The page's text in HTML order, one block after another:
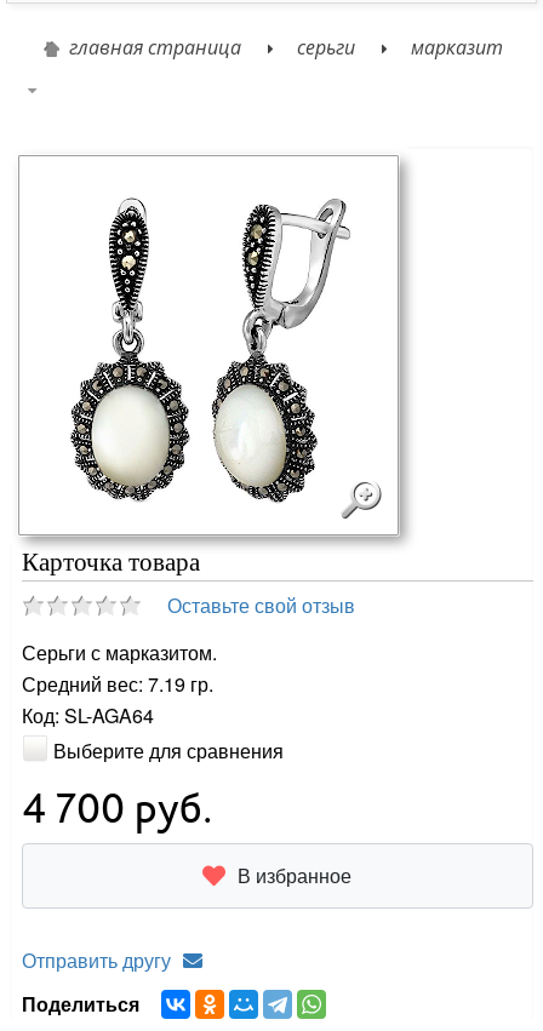
главная страница серьги марказит
Карточка товара
Оставьте свой отзыв
Серьги с марказитом.
Средний вес: 7.19 гр.
Код: SL-AGA64
Выберите для сравнения
4 700 руб.
В избранное
Отправить другу
Поделиться